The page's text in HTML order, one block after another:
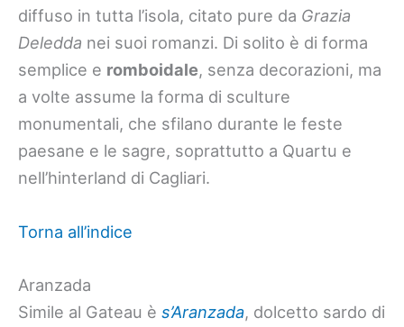
diffuso in tutta l’isola, citato pure da Grazia
Deledda nei suoi romanzi. Di solito è di forma
semplice e romboidale, senza decorazioni, ma
a volte assume la forma di sculture
monumentali, che sfilano durante le feste
paesane e le sagre, soprattutto a Quartu e
nell’hinterland di Cagliari.
Torna all’indice
Aranzada
Simile al Gateau è s’Aranzada, dolcetto sardo di